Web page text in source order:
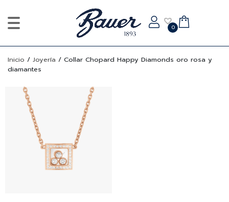
0
Inicio / Joyería / Collar Chopard Happy Diamonds oro rosa y
diamantes